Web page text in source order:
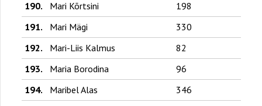
190.
Mari Kõrtsini
198
191.
Mari Mägi
330
192.
Mari-Liis Kalmus
82
193.
Maria Borodina
96
194.
Maribel Alas
346